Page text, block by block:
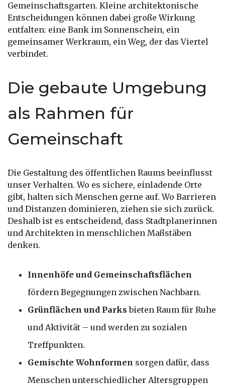
Gemeinschaftsgarten. Kleine architektonische
Entscheidungen können dabei große Wirkung
entfalten: eine Bank im Sonnenschein, ein
gemeinsamer Werkraum, ein Weg, der das Viertel
verbindet.
Die gebaute Umgebung
als Rahmen für
Gemeinschaft
Die Gestaltung des öffentlichen Raums beeinflusst
unser Verhalten. Wo es sichere, einladende Orte
gibt, halten sich Menschen gerne auf. Wo Barrieren
und Distanzen dominieren, ziehen sie sich zurück.
Deshalb ist es entscheidend, dass Stadtplanerinnen
und Architekten in menschlichen Maßstäben
denken.
Innenhöfe und Gemeinschaftsflächen
fördern Begegnungen zwischen Nachbarn.
Grünflächen und Parks bieten Raum für Ruhe
und Aktivität – und werden zu sozialen
Treffpunkten.
Gemischte Wohnformen sorgen dafür, dass
Menschen unterschiedlicher Altersgruppen